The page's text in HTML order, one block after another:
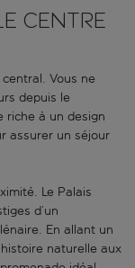
centre
Vous ne
depuis le
riche à un design
assurer un séjour
Le Palais
d’un
En allant un
naturelle aux